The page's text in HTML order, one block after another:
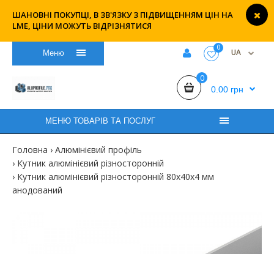
ШАНОВНІ ПОКУПЦІ, В ЗВ'ЯЗКУ З ПІДВИЩЕННЯМ ЦІН НА
LME, ЦІНИ МОЖУТЬ ВІДРІЗНЯТИСЯ
Меню
0 UA
0
0.00 грн
МЕНЮ ТОВАРІВ ТА ПОСЛУГ
Головна
Алюмінієвий профіль
Кутник алюмінієвий різносторонній
Кутник алюмінієвий різносторонній 80х40х4 мм
анодований